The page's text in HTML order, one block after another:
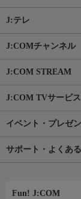
J:テレ
J:COMチャンネル
J:COM STREAM
J:COM TVサービ
イベント・プレゼ
サポート・よくあ
Fun! J:COM